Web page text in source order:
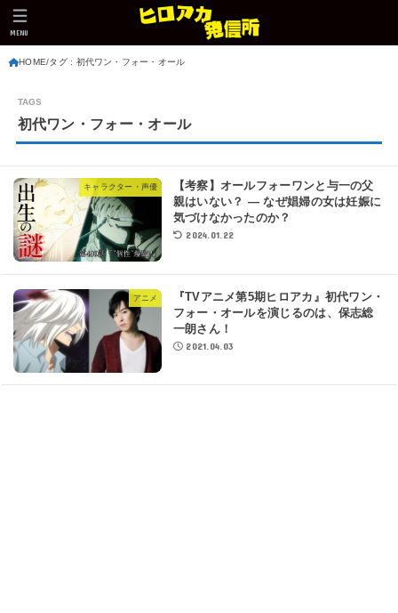
MENU
HOME タグ : 初代ワン・フォー・オール
初代ワン・フォー・オール
キャラクター・声優
【考察】オールフォーワンと与一の父
親はいない？ ― なぜ娼婦の女は妊娠に
気づけなかったのか？
2024.01.22
アニメ
『TVアニメ第5期ヒロアカ』初代ワン・
フォー・オールを演じるのは、保志総
一朗さん！
2021.04.03